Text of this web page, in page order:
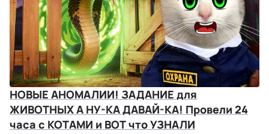
НОВЫЕ АНОМАЛИИ! ЗАДАНИЕ для
ЖИВОТНЫХ А НУ-КА ДАВАЙ-КА! Провели 24
часа с КОТАМИ и ВОТ что УЗНАЛИ